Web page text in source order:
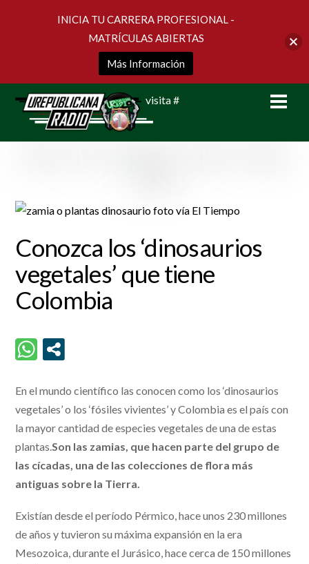
visita #
Conozca los ‘dinosaurios
vegetales’ que tiene
Colombia
En el mundo científico las conocen como los ‘dinosaurios
vegetales’ o los ‘fósiles vivientes’ y Colombia es el país con
la mayor cantidad de especies vegetales de una de estas
plantas.Son las zamias, que hacen parte del grupo de
las cícadas, una de las colecciones de flora más
antiguas sobre la Tierra.
Existían desde el período Pérmico, hace unos 230 millones
de años y tuvieron su máxima expansión en la era
Mesozoica, durante el Jurásico, hace cerca de 150 millones
INICIA TU CARRERA PROFESIONAL -
MATRÍCULAS ABIERTAS
Más Información